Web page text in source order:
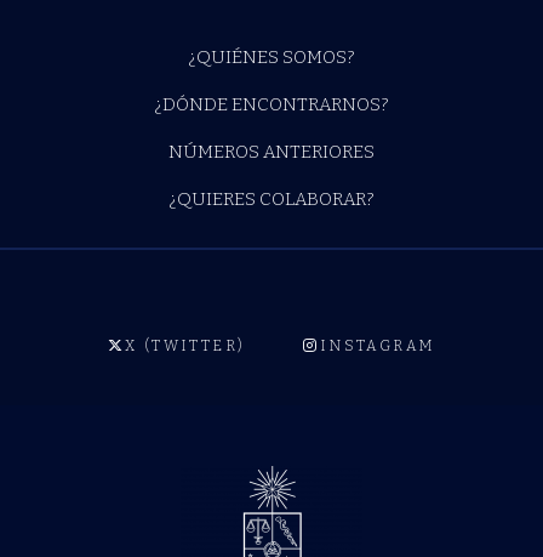
¿QUIÉNES SOMOS?
¿DÓNDE ENCONTRARNOS?
NÚMEROS ANTERIORES
¿QUIERES COLABORAR?
X (TWITTER) INSTAGRAM